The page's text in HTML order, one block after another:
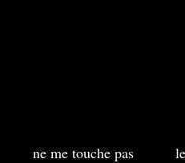
ne me touche pas